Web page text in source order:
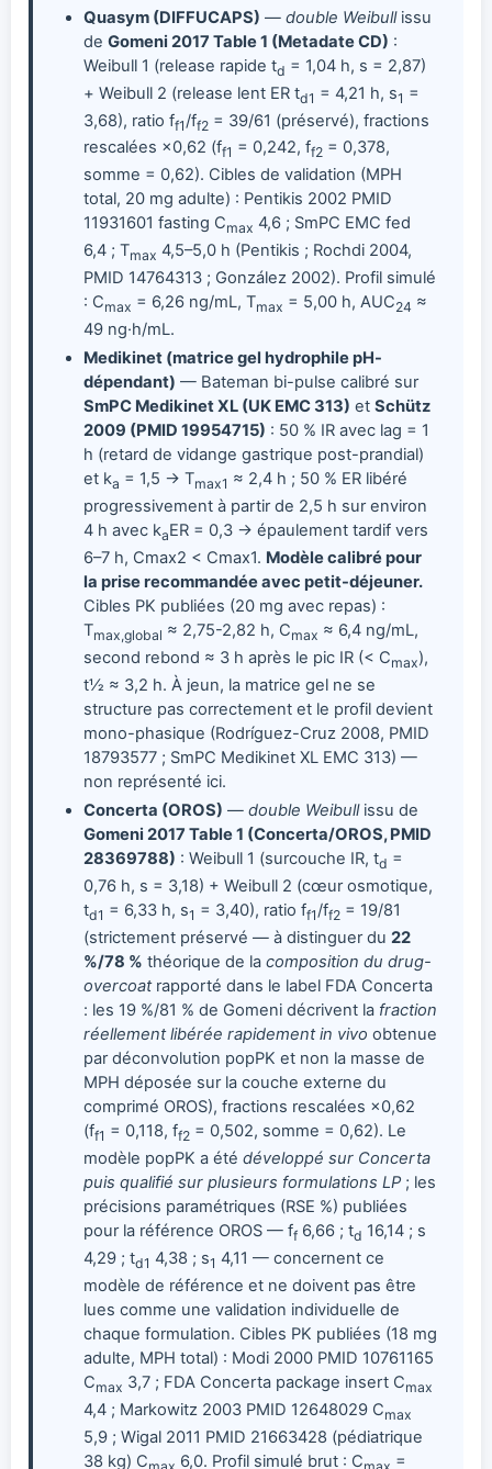
Quasym (DIFFUCAPS) — double Weibullissu
de Gomeni 2017 Table 1 (Metadate CD) :
Weibull 1 (release rapide td = 1,04 h, s = 2,87)
+ Weibull 2 (release lent ER td1 = 4,21 h, s1 =
3,68), ratio ff1 /ff2 = 39/61 (préservé), fractions
rescalées ×0,62 (ff1 = 0,242, ff2 = 0,378,
somme = 0,62). Cibles de validation (MPH
total, 20 mg adulte) : Pentikis 2002 PMID
11931601 fasting Cmax 4,6 ; SmPC EMC fed
6,4 ; Tmax 4,5–5,0 h (Pentikis ; Rochdi 2004,
PMID 14764313 ; González 2002). Profil simulé
: Cmax = 6,26 ng/mL, Tmax = 5,00 h, AUC24 ≈
49 ng·h/mL.
Medikinet (matrice gel hydrophile pH-
dépendant) — Bateman bi-pulse calibré sur
SmPC Medikinet XL (UK EMC 313) et Schütz
2009 (PMID 19954715) : 50 % IR avec lag = 1
h (retard de vidange gastrique post-prandial)
et ka = 1,5 → Tmax1 ≈ 2,4 h ; 50 % ER libéré
progressivement à partir de 2,5 h sur environ
4 h avec kaER = 0,3 → épaulement tardif vers
6–7 h, Cmax2 < Cmax1. Modèle calibré pour
la prise recommandée avec petit-déjeuner.
Cibles PK publiées (20 mg avec repas) :
Tmax,global ≈ 2,75-2,82 h, Cmax ≈ 6,4 ng/mL,
second rebond ≈ 3 h après le pic IR (< Cmax),
t½ ≈ 3,2 h. À jeun, la matrice gel ne se
structure pas correctement et le profil devient
mono-phasique (Rodríguez-Cruz 2008, PMID
18793577 ; SmPC Medikinet XL EMC 313) —
non représenté ici.
Concerta (OROS) — double Weibullissu de
Gomeni 2017 Table 1 (Concerta/OROS, PMID
28369788) : Weibull 1 (surcouche IR, td =
0,76 h, s = 3,18) + Weibull 2 (cœur osmotique,
td1 = 6,33 h, s1 = 3,40), ratio ff1 /ff2 = 19/81
(strictement préservé — à distinguer du 22
%/78 % théorique de la composition du drug-
overcoatrapporté dans le label FDA Concerta
: les 19 %/81 % de Gomeni décrivent la fraction
réellement libérée rapidement in vivo obtenue
par déconvolution popPK et non la masse de
MPH déposée sur la couche externe du
comprimé OROS), fractions rescalées ×0,62
(ff1 = 0,118, ff2 = 0,502, somme = 0,62). Le
modèle popPK a été développé sur Concerta
puis qualifié sur plusieurs formulations LP ; les
précisions paramétriques (RSE %) publiées
pour la référence OROS — ff 6,66 ; td 16,14 ; s
4,29 ; td1 4,38 ; s1 4,11 — concernent ce
modèle de référence et ne doivent pas être
lues comme une validation individuelle de
chaque formulation. Cibles PK publiées (18 mg
adulte, MPH total) : Modi 2000 PMID 10761165
Cmax 3,7 ; FDA Concerta package insert Cmax
4,4 ; Markowitz 2003 PMID 12648029 Cmax
5,9 ; Wigal 2011 PMID 21663428 (pédiatrique
38 kg) Cmax 6,0. Profil simulé brut : Cmax =